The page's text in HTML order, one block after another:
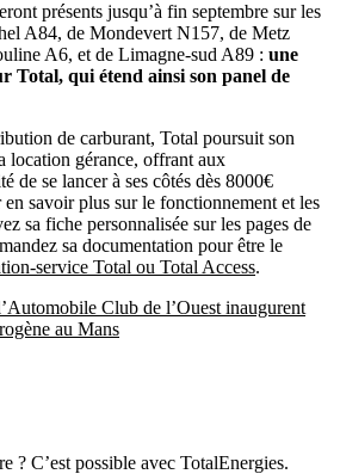
présents jusqu’à fin septembre sur les
A84, de Mondevert N157, de Metz
A6, et de Limagne-sud A89 : une
Total, qui étend ainsi son panel de
de carburant, Total poursuit son
location gérance, offrant aux
de se lancer à ses côtés dès 8000€
en savoir plus sur le fonctionnement et les
sa fiche personnalisée sur les pages de
sa documentation pour être le
service Total ou Total Access.
Club de l’Ouest inaugurent
au Mans
? C’est possible avec TotalEnergies.